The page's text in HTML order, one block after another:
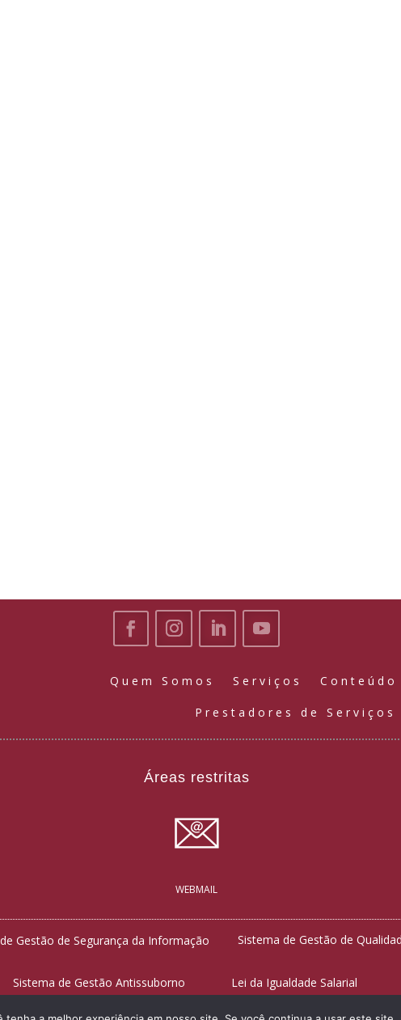
Quem Somos Serviços Conteúdo
Prestadores de Serviços
Áreas restritas
WEBMAIL
Gestão de Segurança da Informação Sistema de Gestão de
Sistema de Gestão Antissuborno Lei da Igualdade Salarial